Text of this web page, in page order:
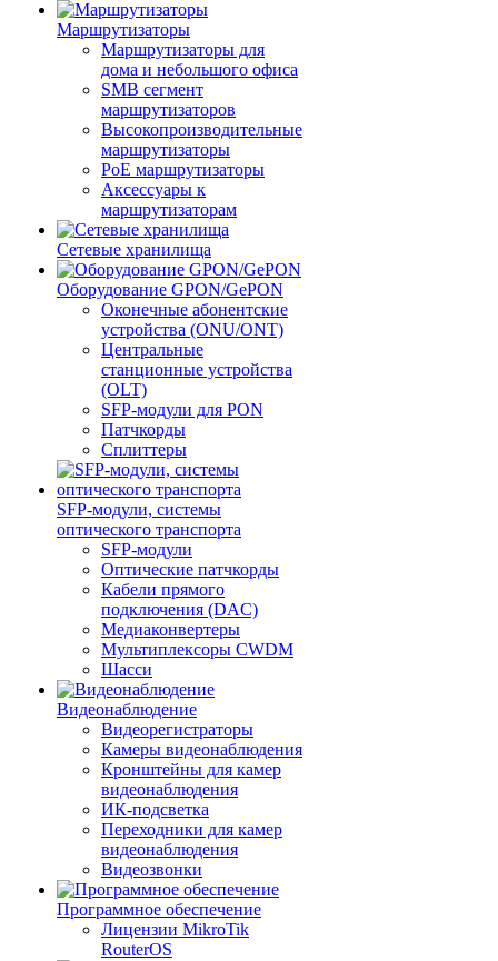
Маршрутизаторы
Маршрутизаторы для
дома и небольшого офиса
SMB сегмент
маршрутизаторов
Высокопроизводительные
маршрутизаторы
PoE маршрутизаторы
Аксессуары к
маршрутизаторам
Сетевые хранилища
Оборудование GPON/GePON
Оконечные абонентские
устройства (ONU/ONT)
Центральные
станционные устройства
(OLT)
SFP-модули для PON
Патчкорды
Сплиттеры
SFP-модули, системы
оптического транспорта
SFP-модули
Оптические патчкорды
Кабели прямого
подключения (DAC)
Медиаконвертеры
Мультиплексоры CWDM
Шасси
Видеонаблюдение
Видеорегистраторы
Камеры видеонаблюдения
Кронштейны для камер
видеонаблюдения
ИК-подсветка
Переходники для камер
видеонаблюдения
Видеозвонки
Программное обеспечение
Лицензии MikroTik
RouterOS